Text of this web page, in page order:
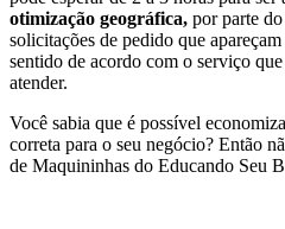
otimização geográfica, por parte
solicitações de pedido que
sentido de acordo com o serviço
atender.
Você sabia que é possível
correta para o seu negócio? Então
de Maquininhas do Educando Seu